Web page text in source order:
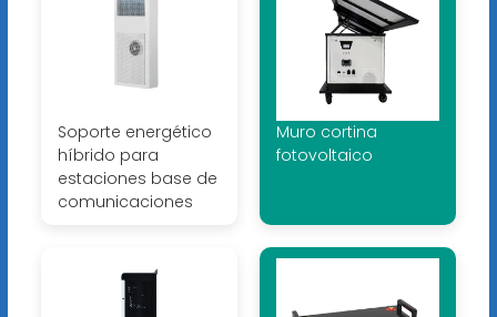
Soporte energético
híbrido para
estaciones base de
comunicaciones
Muro cortina
fotovoltaico